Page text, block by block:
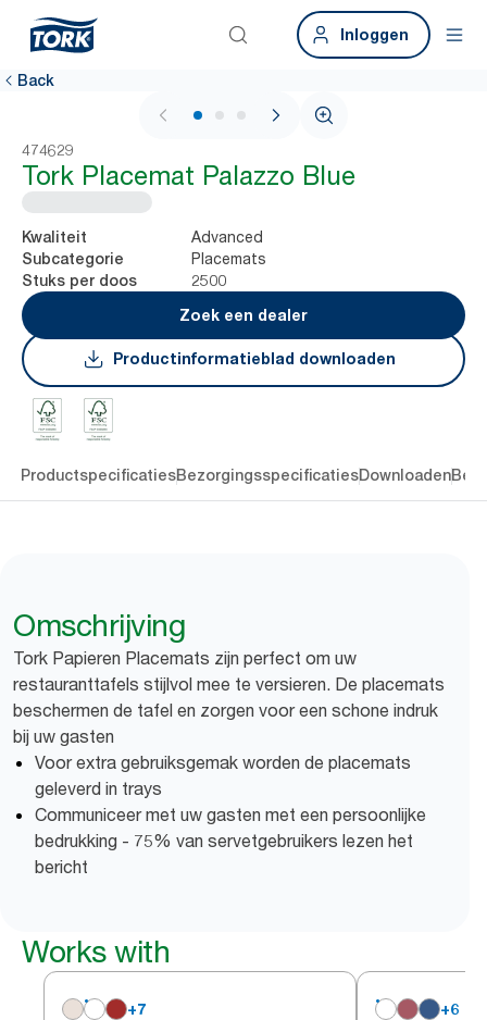
Inloggen
Back
1 / 3
474629
Tork Placemat Palazzo Blue
Kwaliteit Advanced
Subcategorie Placemats
Stuks per doos
2500
Zoek een dealer
Productinformatieblad downloaden
ProductspecificatiesBezorgingsspecificatiesDownloaden
Omschrijving
Tork Papieren Placemats zijn perfect om uw
restauranttafels stijlvol mee te versieren. De placemats
beschermen de tafel en zorgen voor een schone indruk
bij uw gasten
Voor extra gebruiksgemak worden de placemats
geleverd in trays
Communiceer met uw gasten met een persoonlijke
bedrukking - 75% van servetgebruikers lezen het
bericht
Works with
+7 +6